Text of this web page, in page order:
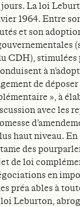
jours. La loi
1964. Entre
et son
CDH), stimulées
à
de
», à
avec les
haut niveau. En
des
de loi
en
préa ables à
loi Leburton,